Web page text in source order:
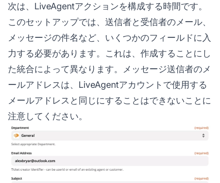
次は、LiveAgentアクションを構成する時間です。
このセットアップでは、送信者と受信者のメール、
メッセージの件名など、いくつかのフィールドに入
力する必要があります。これは、作成することにし
た統合によって異なります。メッセージ送信者のメ
ールアドレスは、LiveAgentアカウントで使用する
メールアドレスと同じにすることはできないことに
注意してください。